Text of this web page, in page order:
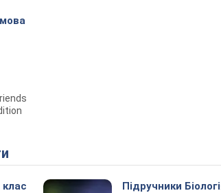
клас
Підручники